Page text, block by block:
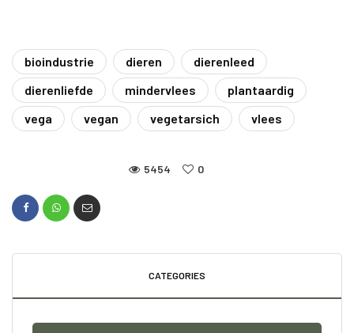
bioindustrie dieren
dierenleed
dierenliefde
mindervlees
plantaardig
vega
vegan vegetarsich vlees
5454 0
CATEGORIES